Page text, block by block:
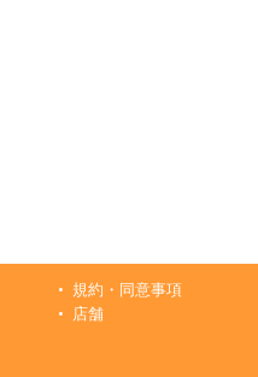
規約・同意事項
店舗